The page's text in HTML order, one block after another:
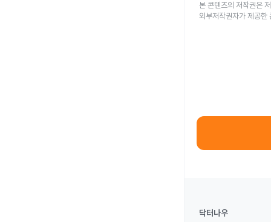
본 콘텐츠의 저작권은
외부저작권자가 제공한
닥터나우